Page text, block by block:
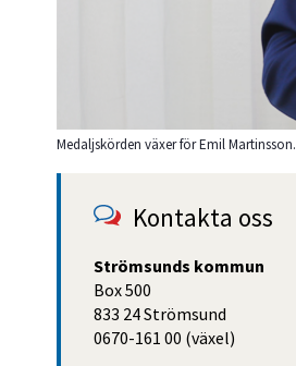
Medaljskörden växer för Emil Martinsson.
Kontakta oss
Strömsunds kommun
Box 500
833 24 Strömsund
0670-161 00 (växel)